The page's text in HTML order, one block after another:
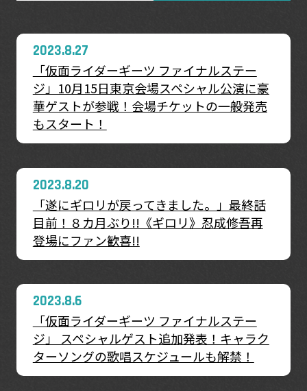
2023.8.27
「仮面ライダーギーツ ファイナルステー
ジ」10月15日東京会場スペシャル公演に豪
華ゲストが参戦！会場チケットの一般発売
もスタート！
2023.8.20
「遂にギロリが戻ってきました。」最終話
目前！８カ月ぶり!!《ギロリ》忍成修吾再
登場にファン歓喜!!
2023.8.6
「仮面ライダーギーツ ファイナルステー
ジ」 スペシャルゲスト追加発表！キャラク
ターソングの歌唱スケジュールも解禁！